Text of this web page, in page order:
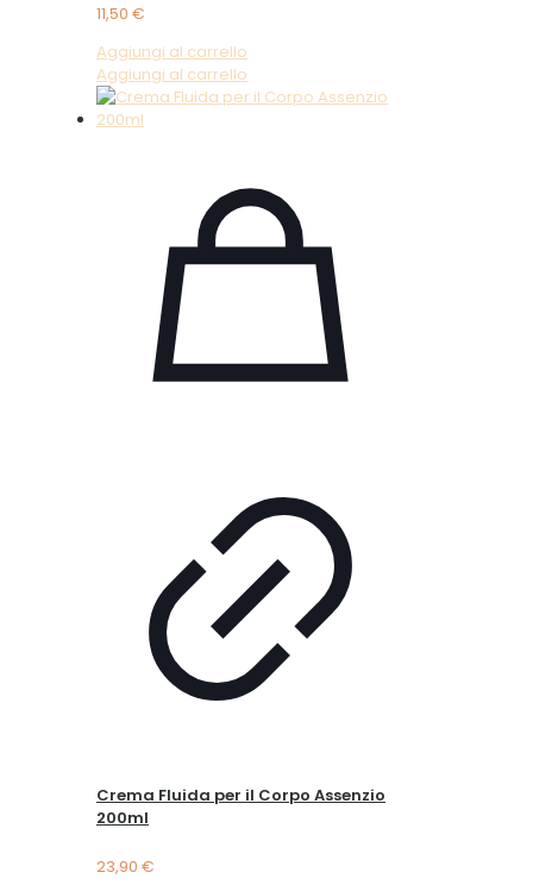
11,50 €
Aggiungi al carrello
Aggiungi al carrello
Crema Fluida per il Corpo Assenzio
200ml
23,90 €